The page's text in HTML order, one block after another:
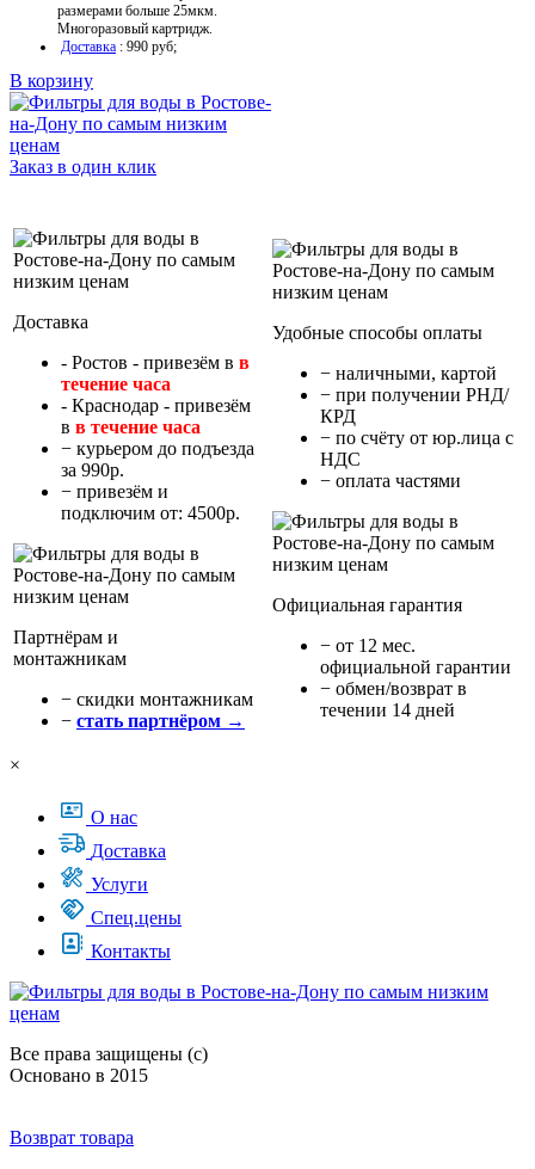
размерами больше 25мкм.
Многоразовый картридж.
Доставка : 990 руб;
В корзину
Заказ в один клик
Доставка
- Ростов - привезём в в
течение часа
- Краснодар - привезём
в в течение часа
− курьером до подъезда
за 990р.
− привезём и
подключим от: 4500р.
Партнёрам и
монтажникам
− cкидки монтажникам
− стать партнёром →
Удобные способы оплаты
− наличными, картой
− при получении РНД/
КРД
− по счёту от юр.лица с
НДС
− оплата частями
Официальная гарантия
− от 12 мес.
официальной гарантии
− обмен/возврат в
течении 14 дней
×
О нас
Доставка
Услуги
Спец.цены
Контакты
Все права защищены (с)
Основано в 2015
Возврат товара